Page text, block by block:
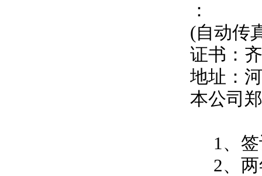
：
(自动传
证书：
地址：
本公司
1、签
2、两